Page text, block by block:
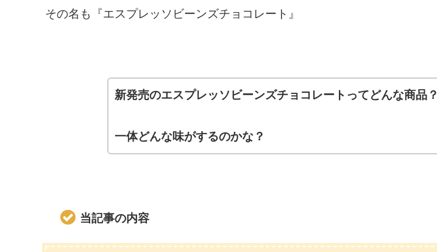
その名も『エスプレッソビーンズチョコレート』
新発売のエスプレッソビーンズチョコレートってどんな商品？
一体どんな味がするのかな？
当記事の内容